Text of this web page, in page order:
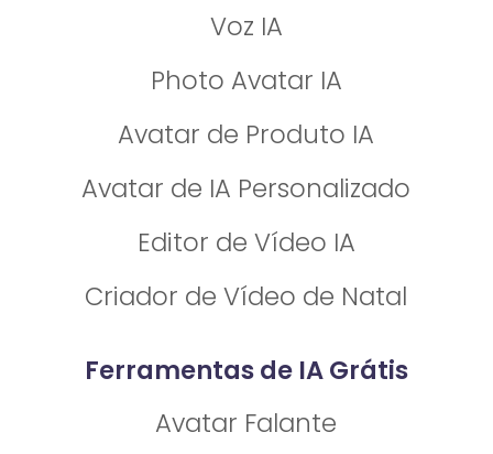
Voz IA
Photo Avatar IA
Avatar de Produto IA
Avatar de IA Personalizado
Editor de Vídeo IA
Criador de Vídeo de Natal
Ferramentas de IA Grátis
Avatar Falante